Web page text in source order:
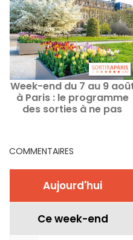
Week-end du 7 au 9
à Paris : le programme
des sorties à ne pas
COMMENTAIRES
Aujourd'hui
Ce week-end